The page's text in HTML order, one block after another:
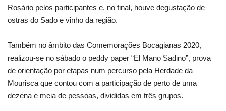
Rosário pelos participantes e, no final, houve degustação de
ostras do Sado e vinho da região.
Também no âmbito das Comemorações Bocagianas 2020,
realizou-se no sábado o peddy paper “El Mano Sadino”, prova
de orientação por etapas num percurso pela Herdade da
Mourisca que contou com a participação de perto de uma
dezena e meia de pessoas, divididas em três grupos.